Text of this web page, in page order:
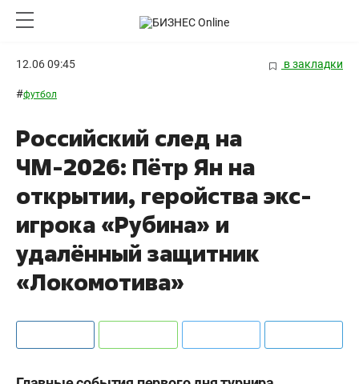
12.06 09:45 в закладки
#футбол
Российский след на
ЧМ-2026: Пётр Ян на
открытии, геройства экс-
игрока «Рубина» и
удалённый защитник
«Локомотива»